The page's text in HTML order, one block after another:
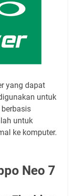
yang dapat
untuk
untuk
ke komputer.
Neo 7